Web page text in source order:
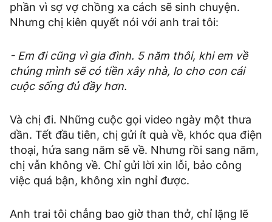
phần vì sợ vợ chồng xa cách sẽ sinh chuyện.
Nhưng chị kiên quyết nói với anh trai tôi:
- Em đi cũng vì gia đình. 5 năm thôi, khi em về
chúng mình sẽ có tiền xây nhà, lo cho con cái
cuộc sống đủ đầy hơn.
Và chị đi. Những cuộc gọi video ngày một thưa
dần. Tết đầu tiên, chị gửi ít quà về, khóc qua điện
thoại, hứa sang năm sẽ về. Nhưng rồi sang năm,
chị vẫn không về. Chỉ gửi lời xin lỗi, bảo công
việc quá bận, không xin nghỉ được.
Anh trai tôi chẳng bao giờ than thở, chỉ lặng lẽ